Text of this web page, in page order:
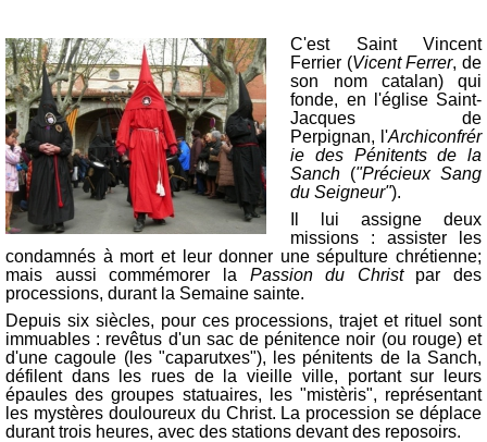
C'est Saint Vincent
Ferrier (Vicent Ferrer, de
son nom catalan) qui
fonde, en l'église Saint-
Jacques de
Perpignan, l'Archiconfrér
ie des Pénitents de la
Sanch ("Précieux Sang
du Seigneur").
Il lui assigne deux
missions : assister les
condamnés à mort et leur donner une sépulture chrétienne;
mais aussi commémorer la Passion du Christpar des
processions, durant la Semaine sainte.
Depuis six siècles, pour ces processions, trajet et rituel sont
immuables : revêtus d'un sac de pénitence noir (ou rouge) et
d'une cagoule (les "caparutxes"), les pénitents de la Sanch,
défilent dans les rues de la vieille ville, portant sur leurs
épaules des groupes statuaires, les "mistèris", représentant
les mystères douloureux du Christ. La procession se déplace
durant trois heures, avec des stations devant des reposoirs.